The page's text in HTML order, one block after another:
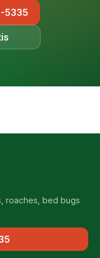
5335
roaches, bed bugs